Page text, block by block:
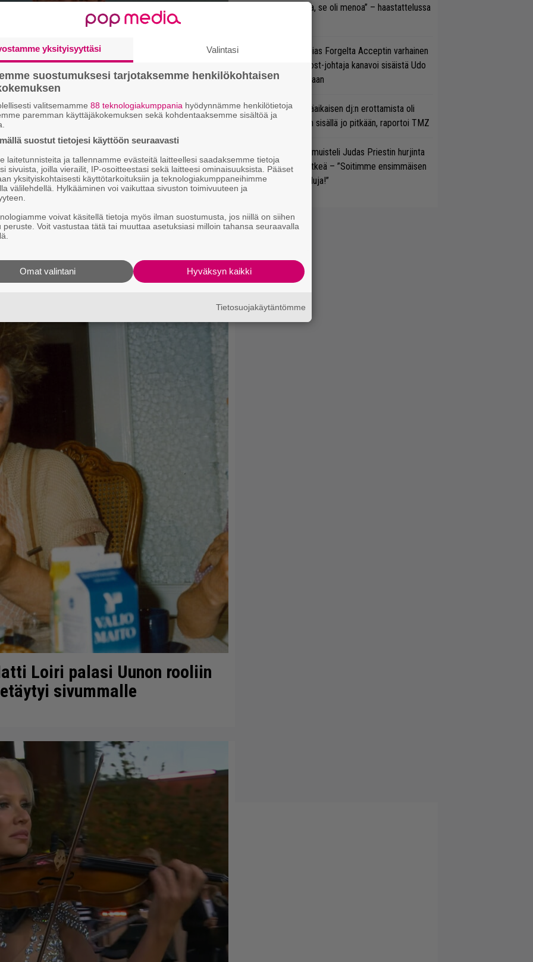
huoneessa” – Renny
kesän Suomessa
Loiri palasi Uunon rooliin
sivummalle
verioksennusta, se oli menoa” – haastattelussa
Näin sujuu Tobias Forgelta Acceptin varhainen
tuotanto – Ghost-johtaja kanavoi sisäistä Udo
Dirkschneideriaan
Slipknotin pitkäaikaisen dj:n erottamista oli
mietitty bändin sisällä jo pitkään, raportoi TMZ
K. K. Downing muisteli Judas Priestin hurjinta
Spinal Tap -hetkeä – ”Soitimme ensimmäisen
biisin ilman lauluja!”
yksityisyyttäsi Valintasi
suostumuksesi tarjotaksemme henkilökohtaisen
valitsemamme 88 teknologiakumppania hyödynnämme henkilötietoja
paremman käyttäjäkokemuksen sekä kohdentaaksemme sisältöä ja
suostut tietojesi käyttöön seuraavasti
laitetunnisteita ja tallennamme evästeitä laitteellesi saadaksemme tietoja
sivuista, joilla vierailit, IP-osoitteestasi sekä laitteesi ominaisuuksista. Pääset
yksityiskohtaisesti käyttötarkoituksiin ja teknologiakumppaneihimme
välilehdellä. Hylkääminen voi vaikuttaa sivuston toimivuuteen ja
voivat käsitellä tietoja myös ilman suostumusta, jos niillä on siihen
peruste. Voit vastustaa tätä tai muuttaa asetuksiasi milloin tahansa seuraavalla
Hyväksyn kaikki
Omat valintani
Tietosuojakäytäntömme